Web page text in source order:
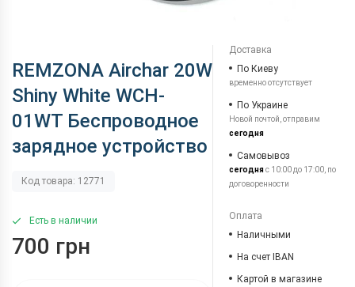
REMZONA Airchar 20W
Shiny White WCH-
01WT Беспроводное
зарядное устройство
Код товара: 12771
Есть в наличии
700 грн
Доставка
По Киеву
временно отсутствует
По Украине
Новой почтой, отправим
сегодня
Самовывоз
сегодняс 10:00 до 17:00, по
договоренности
Оплата
Наличными
На счет IBAN
Картой в магазине